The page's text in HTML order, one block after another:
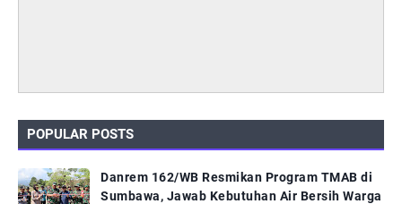
POPULAR POSTS
Danrem 162/WB Resmikan Program TMAB di
Sumbawa, Jawab Kebutuhan Air Bersih Warga